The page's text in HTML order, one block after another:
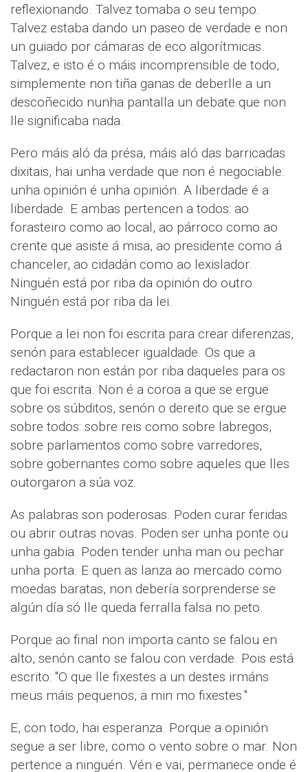
reflexionando. Talvez tomaba o seu tempo.
Talvez estaba dando un paseo de verdade e non
un guiado por cámaras de eco algorítmicas.
Talvez, e isto é o máis incomprensible de todo,
simplemente non tiña ganas de deberlle a un
descoñecido nunha pantalla un debate que non
lle significaba nada.
Pero máis aló da présa, máis aló das barricadas
dixitais, hai unha verdade que non é negociable:
unha opinión é unha opinión. A liberdade é a
liberdade. E ambas pertencen a todos: ao
forasteiro como ao local, ao párroco como ao
crente que asiste á misa, ao presidente como á
chanceler, ao cidadán como ao lexislador.
Ninguén está por riba da opinión do outro.
Ninguén está por riba da lei.
Porque a lei non foi escrita para crear diferenzas,
senón para establecer igualdade. Os que a
redactaron non están por riba daqueles para os
que foi escrita. Non é a coroa a que se ergue
sobre os súbditos, senón o dereito que se ergue
sobre todos: sobre reis como sobre labregos,
sobre parlamentos como sobre varredores,
sobre gobernantes como sobre aqueles que lles
outorgaron a súa voz.
As palabras son poderosas. Poden curar feridas
ou abrir outras novas. Poden ser unha ponte ou
unha gabia. Poden tender unha man ou pechar
unha porta. E quen as lanza ao mercado como
moedas baratas, non debería sorprenderse se
algún día só lle queda ferralla falsa no peto.
Porque ao final non importa canto se falou en
alto, senón canto se falou con verdade. Pois está
escrito: "O que lle fixestes a un destes irmáns
meus máis pequenos, a min mo fixestes."
E, con todo, hai esperanza. Porque a opinión
segue a ser libre, como o vento sobre o mar. Non
pertence a ninguén. Vén e vai, permanece onde é